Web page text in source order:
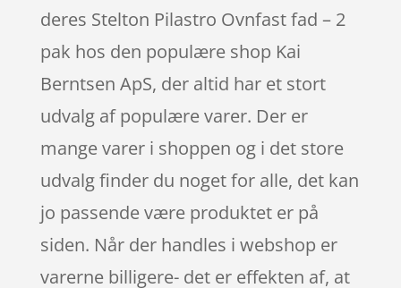
deres Stelton Pilastro Ovnfast fad – 2
pak hos den populære shop Kai
Berntsen ApS, der altid har et stort
udvalg af populære varer. Der er
mange varer i shoppen og i det store
udvalg finder du noget for alle, det kan
jo passende være produktet er på
siden. Når der handles i webshop er
varerne billigere- det er effekten af, at